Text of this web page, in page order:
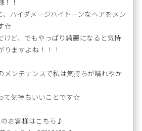
！！
、ハイダメージハイトーンなヘアをメン
☆
けど、でもやっぱり綺麗になると気持
りますよね！！！
メンテナンスで私は気持ちが晴れやか
て気持ちいいことです☆
お客様はこちら♪